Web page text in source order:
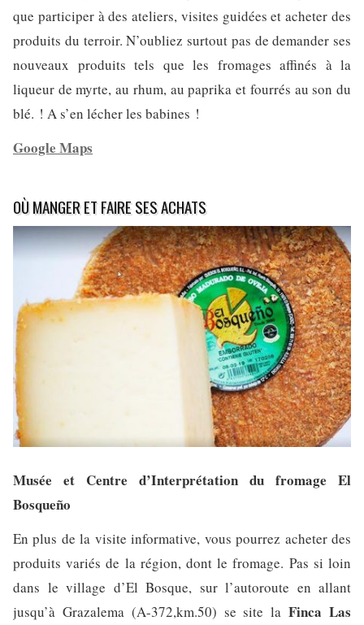
que participer à des ateliers, visites guidées et acheter des
produits du terroir. N’oubliez surtout pas de demander ses
nouveaux produits tels que les fromages affinés à la
liqueur de myrte, au rhum, au paprika et fourrés au son du
blé. ! A s’en lécher les babines !
Google Maps
OÙ MANGER ET FAIRE SES ACHATS
Musée et Centre d’Interprétation du fromage El
Bosqueño
En plus de la visite informative, vous pourrez acheter des
produits variés de la région, dont le fromage. Pas si loin
dans le village d’El Bosque, sur l’autoroute en allant
jusqu’à Grazalema (A-372,km.50) se site laFinca Las